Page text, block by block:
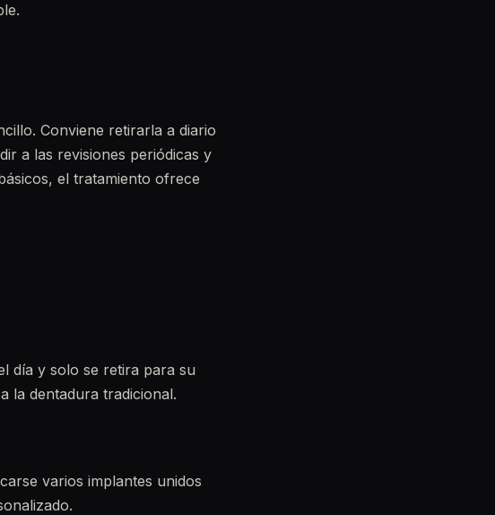
Conviene retirarla a diario
a las revisiones periódicas y
el tratamiento ofrece
día y solo se retira para su
la dentadura tradicional.
varios implantes unidos